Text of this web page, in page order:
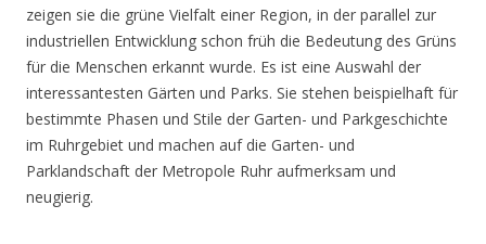
zeigen sie die grüne Vielfalt einer Region, in der parallel zur
industriellen Entwicklung schon früh die Bedeutung des Grüns
für die Menschen erkannt wurde. Es ist eine Auswahl der
interessantesten Gärten und Parks. Sie stehen beispielhaft für
bestimmte Phasen und Stile der Garten- und Parkgeschichte
im Ruhrgebiet und machen auf die Garten- und
Parklandschaft der Metropole Ruhr aufmerksam und
neugierig.